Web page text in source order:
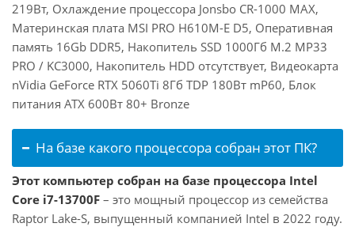
219Вт, Охлаждение процессора Jonsbo CR-1000 MAX,
Материнская плата MSI PRO H610M-E D5, Оперативная
память 16Gb DDR5, Накопитель SSD 1000Гб M.2 MP33
PRO / KC3000, Накопитель HDD отсутствует, Видеокарта
nVidia GeForce RTX 5060Ti 8Гб TDP 180Вт mP60, Блок
питания ATX 600Вт 80+ Bronze
На базе какого процессора собран этот ПК?
Этот компьютер собран на базе процессора Intel
Core i7-13700F – это мощный процессор из семейства
Raptor Lake-S, выпущенный компанией Intel в 2022 году.